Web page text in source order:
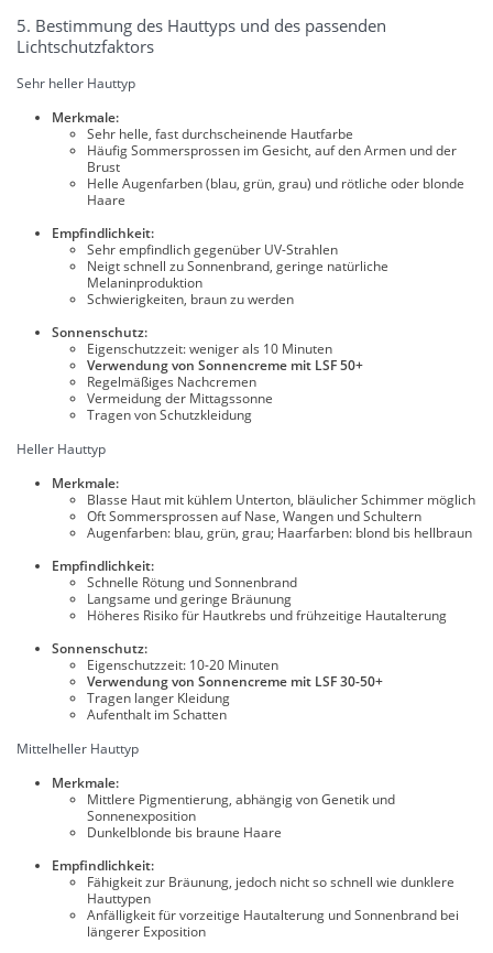
5. Bestimmung des Hauttyps und des passenden
Lichtschutzfaktors
Sehr heller Hauttyp
Merkmale:
Sehr helle, fast durchscheinende Hautfarbe
Häufig Sommersprossen im Gesicht, auf den Armen und der
Brust
Helle Augenfarben (blau, grün, grau) und rötliche oder blonde
Haare
Empfindlichkeit:
Sehr empfindlich gegenüber UV-Strahlen
Neigt schnell zu Sonnenbrand, geringe natürliche
Melaninproduktion
Schwierigkeiten, braun zu werden
Sonnenschutz:
Eigenschutzzeit: weniger als 10 Minuten
Verwendung von Sonnencreme mit LSF 50+
Regelmäßiges Nachcremen
Vermeidung der Mittagssonne
Tragen von Schutzkleidung
Heller Hauttyp
Merkmale:
Blasse Haut mit kühlem Unterton, bläulicher Schimmer möglich
Oft Sommersprossen auf Nase, Wangen und Schultern
Augenfarben: blau, grün, grau; Haarfarben: blond bis hellbraun
Empfindlichkeit:
Schnelle Rötung und Sonnenbrand
Langsame und geringe Bräunung
Höheres Risiko für Hautkrebs und frühzeitige Hautalterung
Sonnenschutz:
Eigenschutzzeit: 10-20 Minuten
Verwendung von Sonnencreme mit LSF 30-50+
Tragen langer Kleidung
Aufenthalt im Schatten
Mittelheller Hauttyp
Merkmale:
Mittlere Pigmentierung, abhängig von Genetik und
Sonnenexposition
Dunkelblonde bis braune Haare
Empfindlichkeit:
Fähigkeit zur Bräunung, jedoch nicht so schnell wie dunklere
Hauttypen
Anfälligkeit für vorzeitige Hautalterung und Sonnenbrand bei
längerer Exposition